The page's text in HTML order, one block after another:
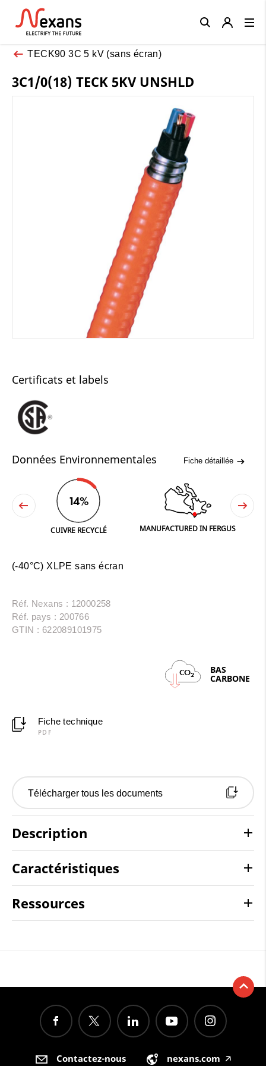
TECK90 3C 5 kV (sans écran)
3C1/0(18) TECK 5KV UNSHLD
Certificats et labels
Données Environnementales Fiche détaillée
14%
CUIVRE RECYCLÉ MANUFACTURED IN FERGUS
(-40°C) XLPE sans écran
Réf. Nexans : 12000258
Réf. pays : 200766
GTIN : 622089101975
CO2 BAS
CARBONE
Fiche technique
PDF
Télécharger tous les documents
Description
Caractéristiques
Ressources
Close
Contactez-nous nexans.com 🡥